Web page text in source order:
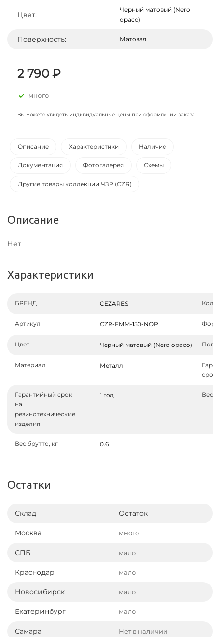
Цвет:
Черный матовый (Nero
opaco)
Поверхность: Матовая
2 790 ₽
много
Вы можете увидеть индивидуальные цены при оформлении заказа
Описание Характеристики Наличие
Документация Фотогалерея Схемы
Другие товары коллекции ЧЗР (CZR)
Описание
Нет
Характеристики
БРЕНД CEZARES
Артикул CZR-FMM-150-NOP
Цвет Черный матовый (Nero opaco)
Материал Металл
срок
Гарантийный срок
на
резинотехнические
изделия
1 год Вес
Вес брутто, кг 0.6
Остатки
Склад Остаток
Москва много
СПБ мало
Краснодар мало
Новосибирск мало
Екатеринбург мало
Самара Нет в наличии